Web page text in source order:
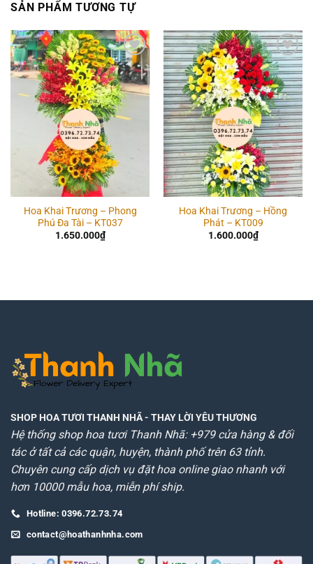
SẢN PHẨM TƯƠNG TỰ
Add to
wishlist
Hoa Khai Trương – Phong
Phú Đa Tài – KT037
1.650.000₫
Add to
wishlist
Hoa Khai Trương – Hồng
Phát – KT009
1.600.000₫
SHOP HOA TƯƠI THANH NHÃ- THAY LỜI YÊU THƯƠNG
Hệ thống shop hoa tươi Thanh Nhã: +979 cửa hàng & đối
tác ở tất cả các quận, huyện, thành phố trên 63 tỉnh.
Chuyên cung cấp dịch vụ đặt hoa online giao nhanh với
hơn 10000 mẫu hoa, miễn phí ship.
Hotline: 0396.72.73.74
contact@hoathanhnha.com